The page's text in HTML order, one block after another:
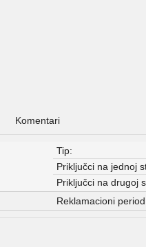
Komentari
Tip:
Priključci na jednoj
Priključci na drugoj
Reklamacioni